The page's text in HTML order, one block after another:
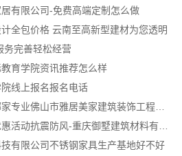
有限公司-免费高端定制怎么做
全包价格 云南至高新型建材为您透明
务完善轻松经营
育学院资讯推荐怎么样
线上报名报名电话
专业家装装修哪家专业佛山市雅居美家建筑装饰工程有限公司
有限公司不锈钢家具生产基地好不好